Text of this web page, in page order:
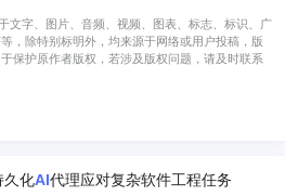
文字、图片、音频、视频、图表、标志、标识、广
，除特别标明外，均来源于网络或用户投稿，版
保护原作者版权，若涉及版权问题，请及时联系
久化AI代理应对复杂软件工程任务